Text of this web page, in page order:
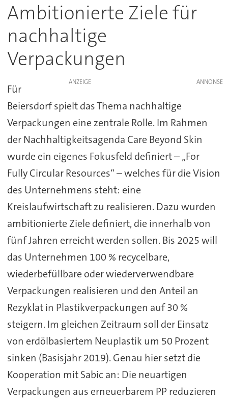
Ambitionierte Ziele für
nachhaltige
Verpackungen
ANZEIGE
Für
Beiersdorf spielt das Thema nachhaltige
Verpackungen eine zentrale Rolle. Im Rahmen
der Nachhaltigkeitsagenda Care Beyond Skin
wurde ein eigenes Fokusfeld definiert – „For
Fully Circular Resources“ – welches für die Vision
des Unternehmens steht: eine
Kreislaufwirtschaft zu realisieren. Dazu wurden
ambitionierte Ziele definiert, die innerhalb von
fünf Jahren erreicht werden sollen. Bis 2025 will
das Unternehmen 100 % recycelbare,
wiederbefüllbare oder wiederverwendbare
Verpackungen realisieren und den Anteil an
Rezyklat in Plastikverpackungen auf 30 %
steigern. Im gleichen Zeitraum soll der Einsatz
von erdölbasiertem Neuplastik um 50 Prozent
sinken (Basisjahr 2019). Genau hier setzt die
Kooperation mit Sabic an: Die neuartigen
Verpackungen aus erneuerbarem PP reduzieren